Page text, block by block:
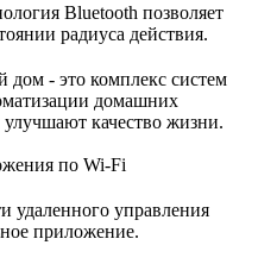
Bluetooth позволяет
радиуса действия.
дом - это комплекс систем
домашних
качество жизни.
по Wi-Fi
удаленного управления
приложение.